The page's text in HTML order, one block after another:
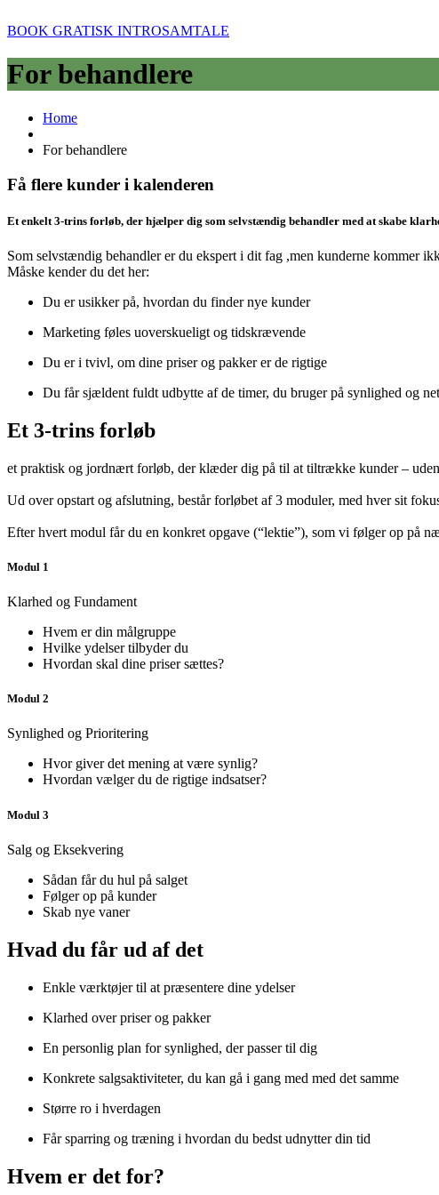
BOOK GRATISK INTROSAMTALE
For behandlere
Home
For behandlere
Få flere kunder i kalenderen
Et enkelt 3-trins forløb, der hjælper dig som selvstændig behandler med at skabe
Som selvstændig behandler er du ekspert i dit fag ,men kunderne kommer
Måske kender du det her:
Du er usikker på, hvordan du finder nye kunder
Marketing føles uoverskueligt og tidskrævende
Du er i tvivl, om dine priser og pakker er de rigtige
Du får sjældent fuldt udbytte af de timer, du bruger på synlighed og
Et 3-trins forløb
et praktisk og jordnært forløb, der klæder dig på til at tiltrække kunder –
Ud over opstart og afslutning, består forløbet af 3 moduler, med hver sit
Efter hvert modul får du en konkret opgave (“lektie”), som vi følger op på
Modul 1
Klarhed og Fundament
Hvem er din målgruppe
Hvilke ydelser tilbyder du
Hvordan skal dine priser sættes?
Modul 2
Synlighed og Prioritering
Hvor giver det mening at være synlig?
Hvordan vælger du de rigtige indsatser?
Modul 3
Salg og Eksekvering
Sådan får du hul på salget
Følger op på kunder
Skab nye vaner
Hvad du får ud af det
Enkle værktøjer til at præsentere dine ydelser
Klarhed over priser og pakker
En personlig plan for synlighed, der passer til dig
Konkrete salgsaktiviteter, du kan gå i gang med med det samme
Større ro i hverdagen
Får sparring og træning i hvordan du bedst udnytter din tid
Hvem er det for?